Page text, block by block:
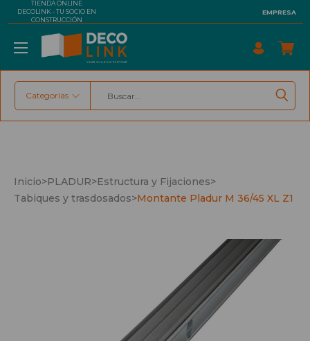
TIENDA ONLINE
DECOLINK - TU SOCIO EN
CONSTRUCCIÓN
EMPRESA
Buscar
Categorías
Inicio>PLADUR>Estructura y Fijaciones>
Tabiques y trasdosados>Montante Pladur M 36/45 XL Z1